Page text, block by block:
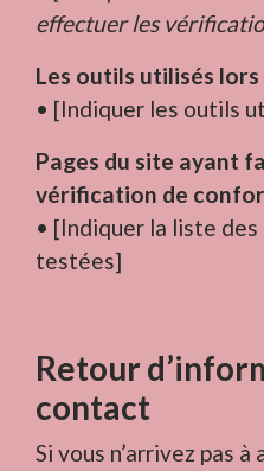
effectuer les
Les outils utilisés lors
• [Indiquer les outils
Pages du site ayant
vérification de
• [Indiquer la liste
testées]
Retour
contact
Si vous n’arrivez pas